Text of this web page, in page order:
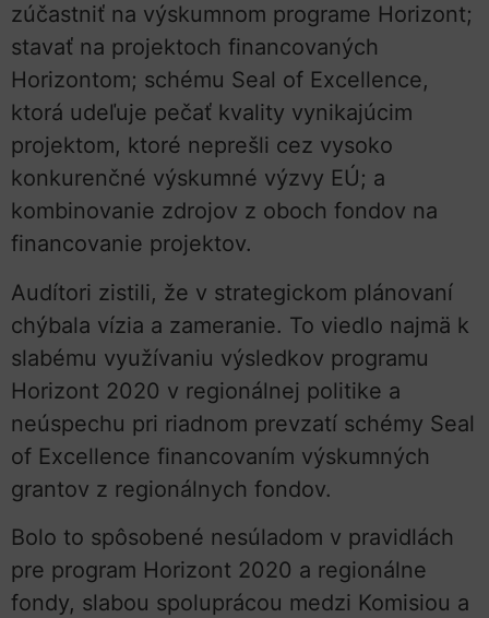
zúčastniť na výskumnom programe Horizont;
stavať na projektoch financovaných
Horizontom; schému Seal of Excellence,
ktorá udeľuje pečať kvality vynikajúcim
projektom, ktoré neprešli cez vysoko
konkurenčné výskumné výzvy EÚ; a
kombinovanie zdrojov z oboch fondov na
financovanie projektov.
Audítori zistili, že v strategickom plánovaní
chýbala vízia a zameranie. To viedlo najmä k
slabému využívaniu výsledkov programu
Horizont 2020 v regionálnej politike a
neúspechu pri riadnom prevzatí schémy Seal
of Excellence financovaním výskumných
grantov z regionálnych fondov.
Bolo to spôsobené nesúladom v pravidlách
pre program Horizont 2020 a regionálne
fondy, slabou spoluprácou medzi Komisiou a